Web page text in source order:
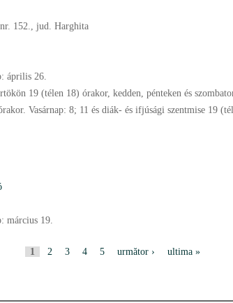
152., jud. Harghita
április 26.
19 (télen 18) órakor, kedden, pénteken és
Vasárnap: 8; 11 és diák- és ifjúsági szentmise 19
március 19.
1 2 3 4 5 următor › ultima »